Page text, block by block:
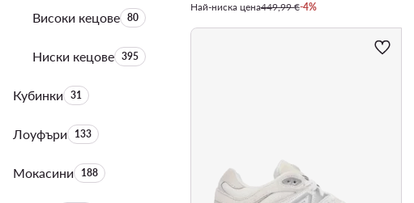
Високи кецовеБрой на продуктите:
80
Ниски кецовеБрой на продуктите:
395
КубинкиБрой на продуктите:
31
ЛоуфъриБрой на продуктите:
133
МокасиниБрой на продуктите:
188
Най-ниска цена449,99 €-4%